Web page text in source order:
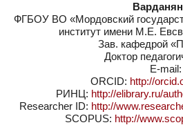
ФГБОУ ВО «Мордовский
институт имени М.Е.
Зав. кафедрой
Доктор
E-
ORCID: http://
РИНЦ: http://elibrary.ru/
Researcher ID: http://
SCOPUS: http://